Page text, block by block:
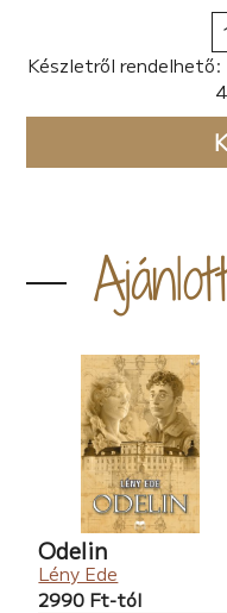
Készletről rendelhető:
Odelin
Lény Ede
2990 Ft-tól